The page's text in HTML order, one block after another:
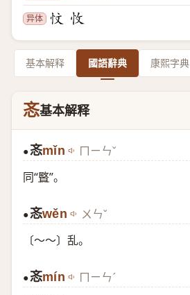
异体
基本解释 國語辭典 康熙字典
忞基本解释
●忞mǐn ㄇㄧㄣˇ
同“暋”。
●忞wěn ㄨㄣˇ
〔～～〕乱。
●忞mín ㄇㄧㄣˊ